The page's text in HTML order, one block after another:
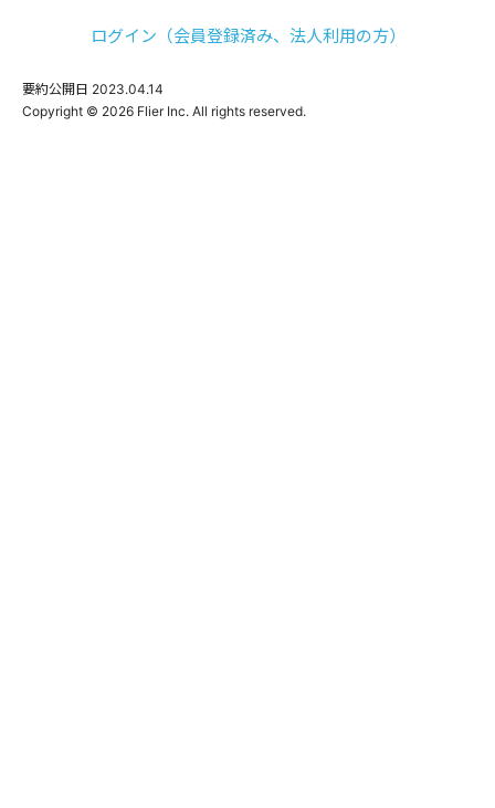
ログイン（会員登録済み、法人利用の方）
要約公開日 2023.04.14